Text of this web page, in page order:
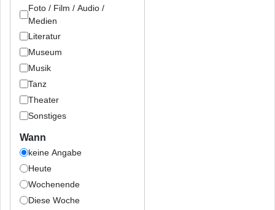
Foto / Film / Audio /
Medien
Literatur
Museum
Musik
Tanz
Theater
Sonstiges
Wann
keine Angabe
Heute
Wochenende
Diese Woche